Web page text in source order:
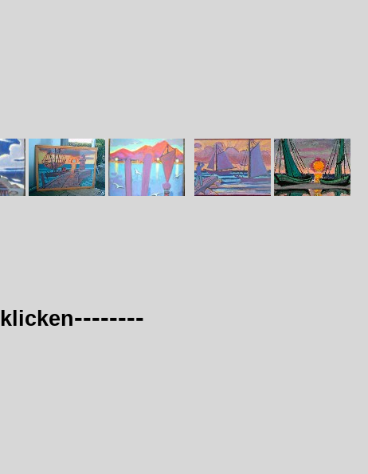
klicken--------